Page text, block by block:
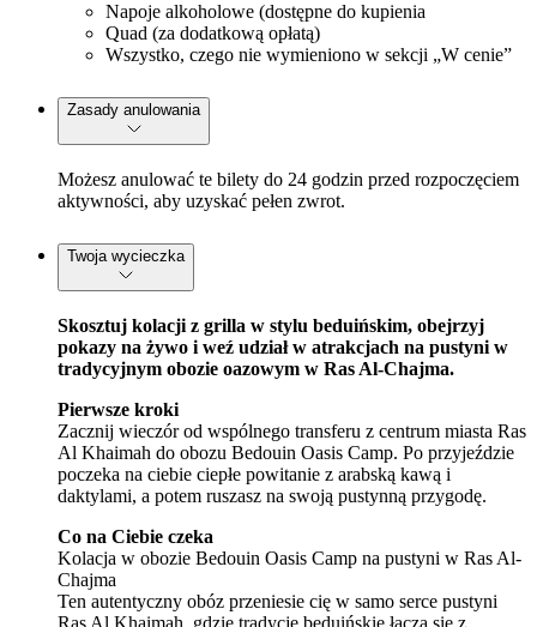
Napoje alkoholowe (dostępne do kupienia
Quad (za dodatkową opłatą)
Wszystko, czego nie wymieniono w sekcji „W cenie”
Zasady anulowania
Możesz anulować te bilety do 24 godzin przed rozpoczęciem
aktywności, aby uzyskać pełen zwrot.
Twoja wycieczka
Skosztuj kolacji z grilla w stylu beduińskim, obejrzyj
pokazy na żywo i weź udział w atrakcjach na pustyni w
tradycyjnym obozie oazowym w Ras Al-Chajma.
Pierwsze kroki
Zacznij wieczór od wspólnego transferu z centrum miasta Ras
Al Khaimah do obozu Bedouin Oasis Camp. Po przyjeździe
poczeka na ciebie ciepłe powitanie z arabską kawą i
daktylami, a potem ruszasz na swoją pustynną przygodę.
Co na Ciebie czeka
Kolacja w obozie Bedouin Oasis Camp na pustyni w Ras Al-
Chajma
Ten autentyczny obóz przeniesie cię w samo serce pustyni
Ras Al Khaimah, gdzie tradycje beduińskie łączą się z